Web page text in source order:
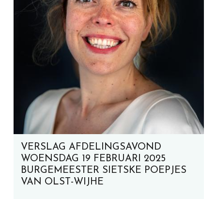
VERSLAG AFDELINGSAVOND
WOENSDAG 19 FEBRUARI 2025
BURGEMEESTER SIETSKE POEPJES
VAN OLST-WIJHE